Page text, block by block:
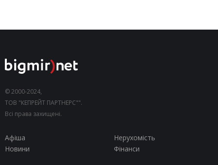
© 2000-2024,
ТОВ "КЕПРЕЙТ ПАРТНЕРС"".
Всі права захищені.
Афіша
Нерухомість
Новини
Фінанси